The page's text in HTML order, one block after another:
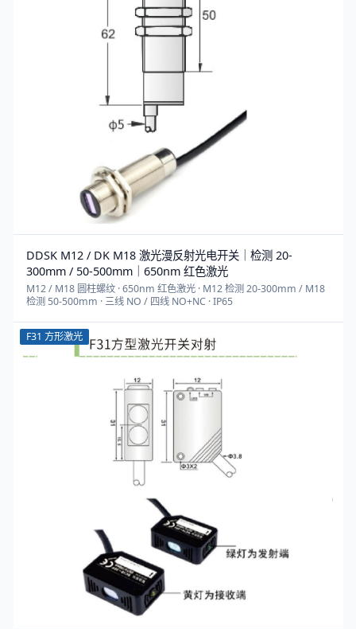
DDSK M12 / DK M18 激光漫反射光电开关｜检测 20-
300mm / 50-500mm｜650nm 红色激光
M12 / M18 圆柱螺纹 · 650nm 红色激光 · M12 检测 20-300mm / M18
检测 50-500mm · 三线 NO / 四线 NO+NC · IP65
F31 方形激光